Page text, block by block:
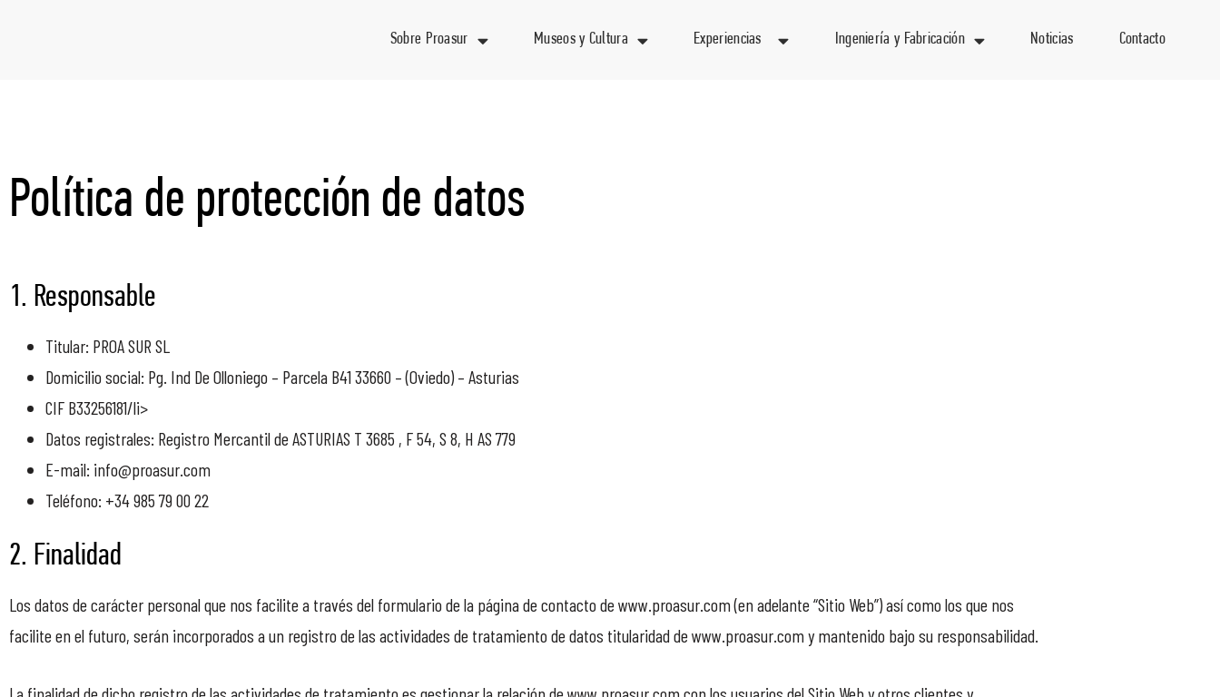
Sobre Proasur Museos y Cultura Experiencias Ingeniería y Fabricación Noticias Contacto
Política de protección de datos
1. Responsable
Titular: PROA SUR SL
Domicilio social: Pg. Ind De Olloniego – Parcela B41 33660 – (Oviedo) – Asturias
CIF B33256181/li>
Datos registrales: Registro Mercantil de ASTURIAS T 3685 , F 54, S 8, H AS 779
E-mail: info@proasur.com
Teléfono: +34 985 79 00 22
2. Finalidad
Los datos de carácter personal que nos facilite a través del formulario de la página de contacto de www.proasur.com (en adelante “Sitio Web”) así como los que nos
facilite en el futuro, serán incorporados a un registro de las actividades de tratamiento de datos titularidad de www.proasur.com y mantenido bajo su responsabilidad.